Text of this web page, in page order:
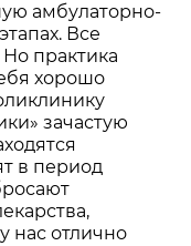
амбулаторно-
Все
практика
хорошо
зачастую
в период
нас отлично